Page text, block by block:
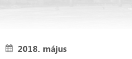
2018. május